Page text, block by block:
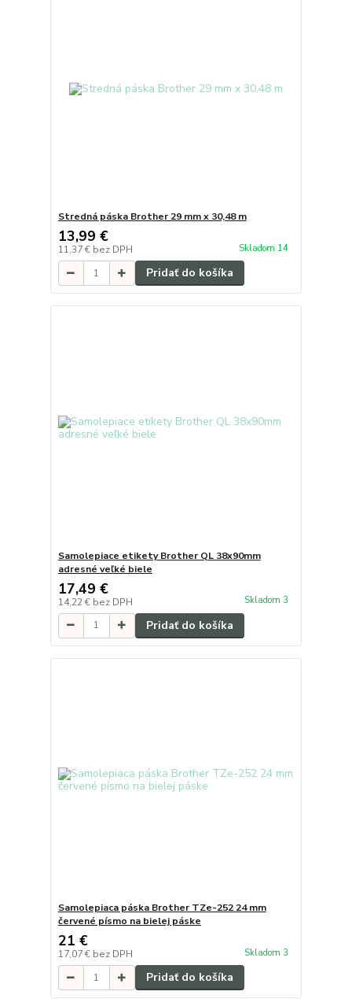
Stredná páska Brother 29 mm x 30,48 m
13,99 €
11,37 € bez DPH Skladom 14
Pridať do košíka
Samolepiace etikety Brother QL 38x90mm
adresné veľké biele
17,49 €
14,22 € bez DPH Skladom 3
Pridať do košíka
Samolepiaca páska Brother TZe-252 24 mm
červené písmo na bielej páske
21 €
17,07 € bez DPH Skladom 3
Pridať do košíka